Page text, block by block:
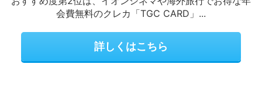
会費無料のクレカ「TGC CARD」...
詳しくはこちら